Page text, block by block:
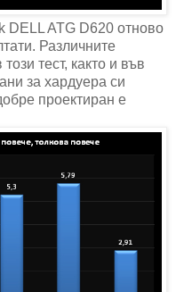
DELL ATG D620 отново
Различните
тест, както и във
за хардуера си
проектиран е